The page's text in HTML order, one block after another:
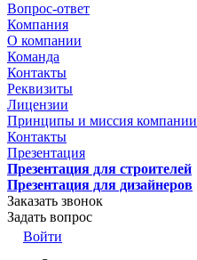
Вопрос-ответ
Компания
О компании
Команда
Контакты
Реквизиты
Лицензии
Принципы и миссия компании
Контакты
Презентация
Презентация для строителей
Презентация для дизайнеров
Заказать звонок
Задать вопрос
Войти